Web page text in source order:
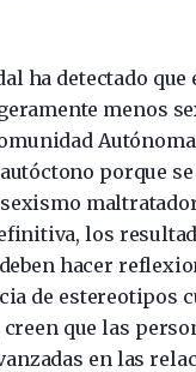
ha detectado que
menos
Autónoma
porque
los
hacer
de estereotipos
que las
en las